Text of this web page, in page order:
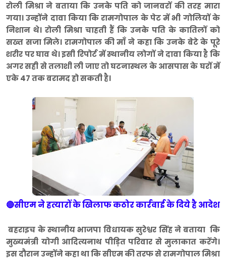
रोली मिश्रा ने बताया कि उनके पति को जानवरों की तरह मारा
गया। उन्होंने दावा किया कि रामगोपाल के पेट में भी गोलियों के
निशान थे। रोली मिश्रा चाहती हैं कि उनके पति के कातिलों को
सख्त सजा मिले। रामगोपाल की माँ ने कहा कि उनके बेटे के पूरे
शरीर पर घाव थे। इसी रिपोर्ट में स्थानीय लोगों ने दावा किया है कि
अगर सही से तलाशी ली जाए तो घटनास्थल के आसपास के घरों में
एके 47 तक बरामद हो सकती है।
🔴सीएम ने हत्यारों के खिलाफ कठोर कार्रवाई के दिये है आदेश
बहराइच के स्थानीय भाजपा विधायक सुरेश्वर सिंह ने बताया कि
मुख्यमंत्री योगी आदित्यनाथ पीड़ित परिवार से मुलाकात करेंगे।
इस दौरान उन्होंने कहा था कि सीएम की तरफ से रामगोपाल मिश्रा